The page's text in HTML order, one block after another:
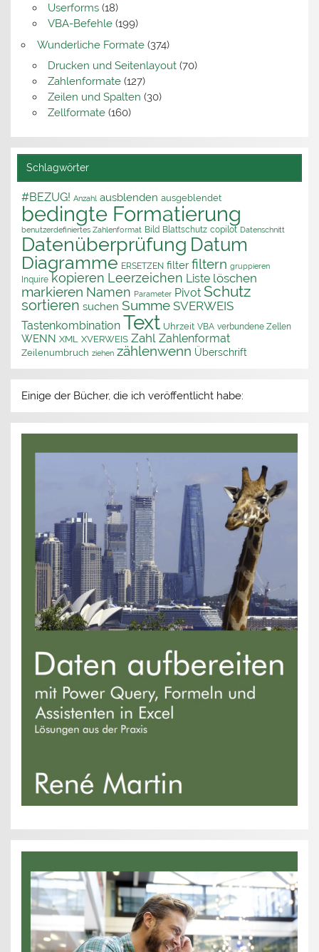
Userforms(18)
VBA-Befehle(199)
Wunderliche Formate(374)
Drucken und Seitenlayout(70)
Zahlenformate(127)
Zeilen und Spalten (30)
Zellformate(160)
Schlagwörter
#BEZUG! Anzahl ausblenden ausgeblendet
bedingte Formatierung
benutzerdefiniertes Zahlenformat Bild Blattschutz copilot Datenschnitt
Datenüberprüfung Datum
Diagramme ERSETZEN filter filtern gruppieren
Inquire kopieren Leerzeichen Liste löschen
markieren Namen Parameter Pivot Schutz
sortieren suchen Summe SVERWEIS
Tastenkombination Text Uhrzeit VBA verbundene Zellen
WENN XML XVERWEIS Zahl Zahlenformat
Zeilenumbruch ziehen zählenwenn Überschrift
Einige der Bücher, die ich veröffentlicht habe: